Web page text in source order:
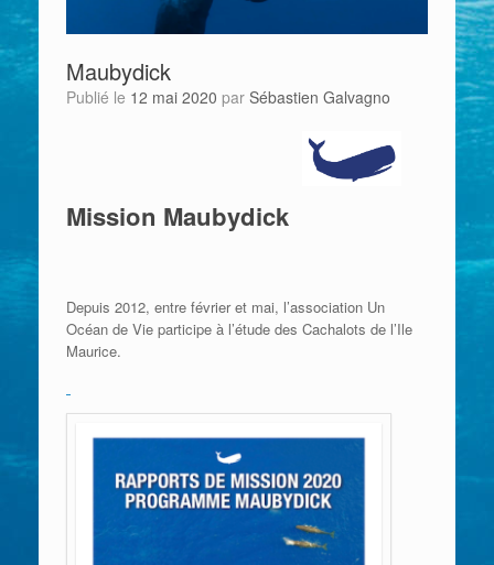
Maubydick
Publié le 12 mai 2020 par Sébastien Galvagno
Mission Maubydick
Depuis 2012, entre février et mai, l’association Un
Océan de Vie participe à l’étude des Cachalots de l’Ile
Maurice.